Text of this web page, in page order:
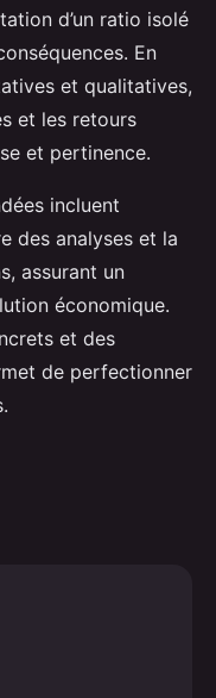
d’un ratio isolé
En
et qualitatives,
et les retours
et pertinence.
incluent
des analyses et la
assurant un
économique.
et des
de perfectionner